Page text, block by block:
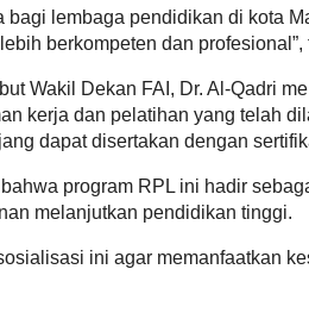
bagi lembaga pendidikan di kota
berkompeten dan
Wakil Dekan FAI, Dr. Al-Qadri
kerja dan pelatihan yang telah
dapat disertakan dengan
program RPL ini hadir
melanjutkan pendidikan tinggi.
ini agar memanfaatkan